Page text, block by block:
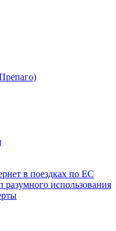
в поездках по ЕС
использования